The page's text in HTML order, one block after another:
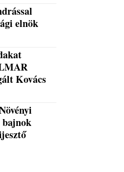
elnök
Kovács